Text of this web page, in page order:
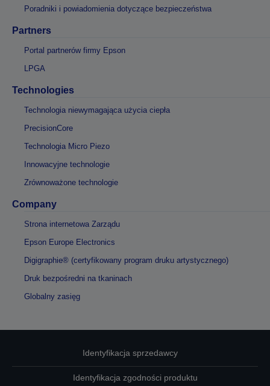
Poradniki i powiadomienia dotyczące bezpieczeństwa
Partners
Portal partnerów firmy Epson
LPGA
Technologies
Technologia niewymagająca użycia ciepła
PrecisionCore
Technologia Micro Piezo
Innowacyjne technologie
Zrównoważone technologie
Company
Strona internetowa Zarządu
Epson Europe Electronics
Digigraphie® (certyfikowany program druku artystycznego)
Druk bezpośredni na tkaninach
Globalny zasięg
Identyfikacja sprzedawcy
Identyfikacja zgodności produktu